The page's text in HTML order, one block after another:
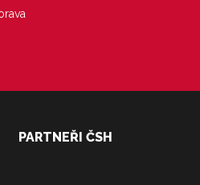
PARTNEŘI ČSH